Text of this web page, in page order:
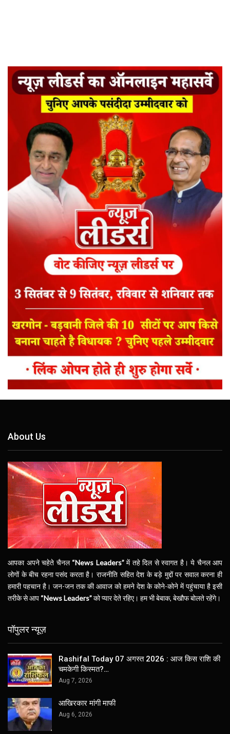
About Us
आपका अपने चहेते चैनल “News Leaders”में तहे दिल से स्वागत है। ये चैनल आप
लोगों के बीच रहना पसंद करता है। राजनीति सहित देश के बड़े मुद्दों पर सवाल करना ही
हमारी पहचान है। जन-जन तक की आवाज को हमने देश के कोने-कोने में पहुंचाया है इसी
तरीके से आप “News Leaders”को प्यार देते रहिए। हम भी बेबाक, बेखौफ बोलते रहेंगे।
पॉपुलर न्यूज़
Rashifal Today 07 अगस्त 2026 : आज किस राशि की
चमकेगी किस्मत?…
Aug 7, 2026
आखिरकार मांगी माफी
Aug 6, 2026